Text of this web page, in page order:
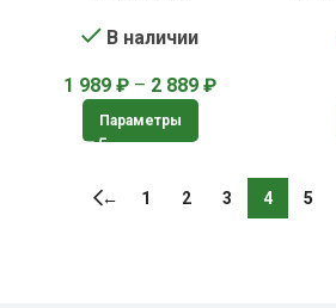
В наличии
1 989 ₽ – 2 889 ₽
Параметры
← 1 2 3 4 5